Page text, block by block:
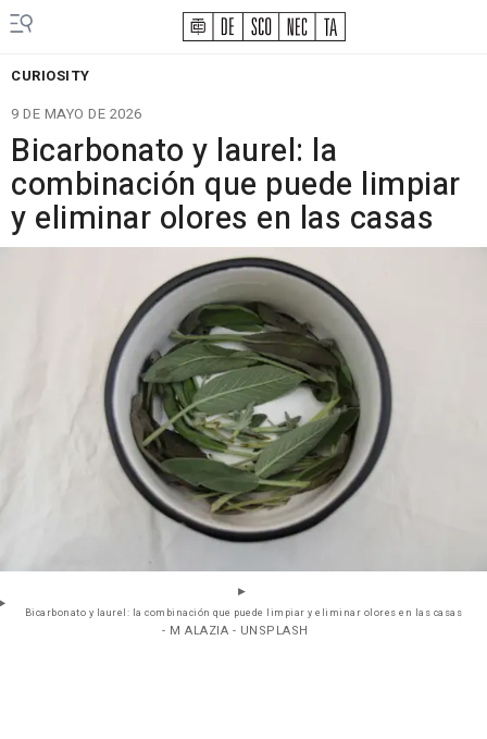
CURIOSITY
9 DE MAYO DE 2026
Bicarbonato y laurel: la
combinación que puede limpiar
y eliminar olores en las casas
Bicarbonato y laurel: la combinación que puede limpiar y eliminar olores en las casas
- M ALAZIA - UNSPLASH